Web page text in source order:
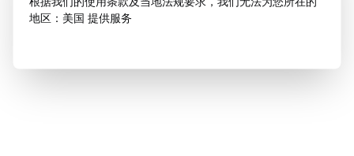
地区：美国 提供服务